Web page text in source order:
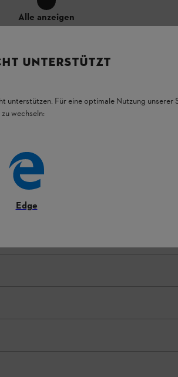
Alle anzeigen
der Ausstattungsmerkmale am Produkt
UNTERSTÜTZT
unterstützen. Für eine optimale Nutzung unserer
wechseln:
Edge